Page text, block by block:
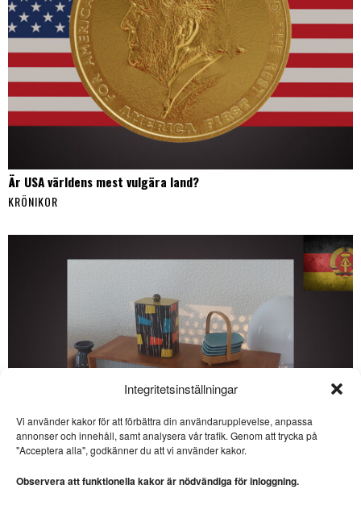
Integritetsinställningar
Vi använder kakor för att förbättra din användarupplevelse, anpassa
annonser och innehåll, samt analysera vår trafik. Genom att trycka på
"Acceptera alla", godkänner du att vi använder kakor.
Observera att funktionella kakor är nödvändiga för inloggning.
Är USA världens mest vulgära land?
KRÖNIKOR
SE ÄVEN
Bjerström i miljöfrågan